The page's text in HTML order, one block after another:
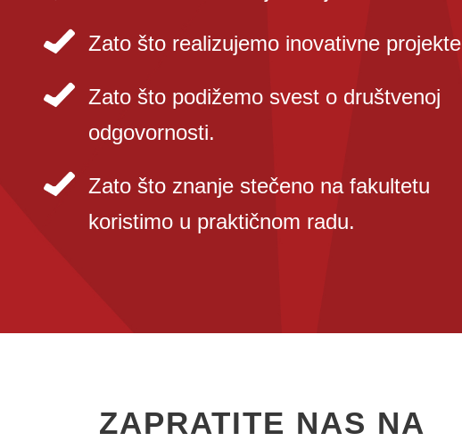
Zato što realizujemo inovativne
Zato što podižemo svest o društvenoj
odgovornosti.
Zato što znanje stečeno na fakultetu
koristimo u praktičnom radu.
ZAPRATITE NAS NA